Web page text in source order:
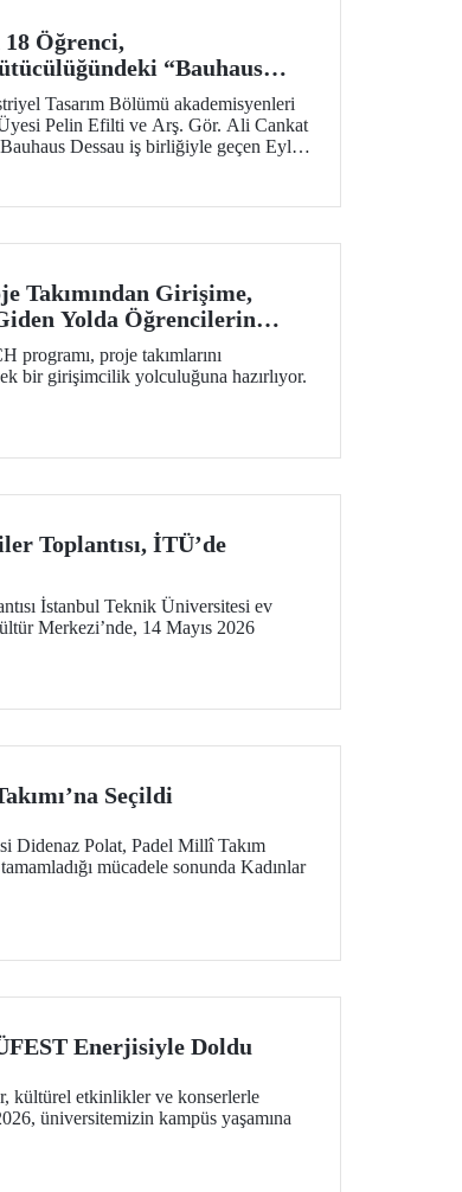
Öğrenci,
“Bauhaus
Katıldı
Tasarım Bölümü akademisyenleri
Pelin Efilti ve Arş. Gör. Ali Cankat
Dessau iş birliğiyle geçen Eylül
Takımından Girişime,
Yolda Öğrencilerin
proje takımlarını
bir girişimcilik yolculuğuna hazırlıyor.
Toplantısı, İTÜ’de
İstanbul Teknik Üniversitesi ev
Merkezi’nde, 14 Mayıs 2026
Seçildi
Didenaz Polat, Padel Millî Takım
mücadele sonunda Kadınlar
Enerjisiyle Doldu
kültürel etkinlikler ve konserlerle
üniversitemizin kampüs yaşamına